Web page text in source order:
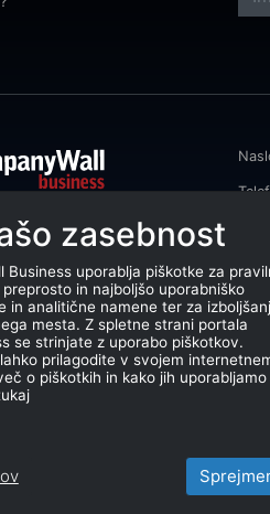
pomaga izboljšati
z iskanjem in povezovanjem
Business © 2026
zasebnost
Business uporablja piškotke za
in najboljšo uporabniško
in analitične namene ter za
mesta. Z spletne strani portala
se strinjate z uporabo piškotkov.
prilagodite v svojem
o piškotkih in kako jih